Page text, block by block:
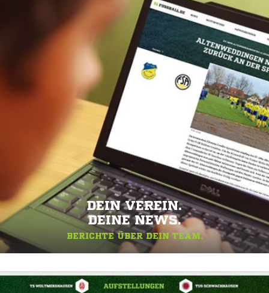
DEIN VEREIN.
DEINE NEWS.
BERICHTE ÜBER DEIN TEAM.